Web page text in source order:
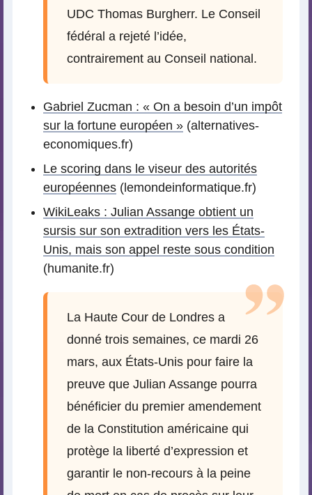
UDC Thomas Burgherr. Le Conseil
fédéral a rejeté l’idée,
contrairement au Conseil national.
Gabriel Zucman : « On a besoin d’un impôt
sur la fortune européen » (alternatives-
economiques.fr)
Le scoring dans le viseur des autorités
européennes (lemondeinformatique.fr)
WikiLeaks : Julian Assange obtient un
sursis sur son extradition vers les États-
Unis, mais son appel reste sous condition
(humanite.fr)
La Haute Cour de Londres a
donné trois semaines, ce mardi 26
mars, aux États-Unis pour faire la
preuve que Julian Assange pourra
bénéficier du premier amendement
de la Constitution américaine qui
protège la liberté d’expression et
garantir le non-recours à la peine